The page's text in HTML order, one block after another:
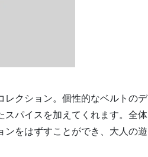
レクション。個性的なベルトのデ
スパイスを加えてくれます。全体
をはずすことができ、大人の遊